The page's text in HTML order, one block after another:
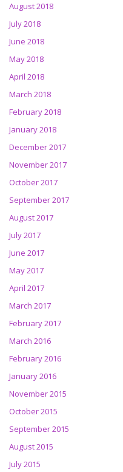
August 2018
July 2018
June 2018
May 2018
April 2018
March 2018
February 2018
January 2018
December 2017
November 2017
October 2017
September 2017
August 2017
July 2017
June 2017
May 2017
April 2017
March 2017
February 2017
March 2016
February 2016
January 2016
November 2015
October 2015
September 2015
August 2015
July 2015